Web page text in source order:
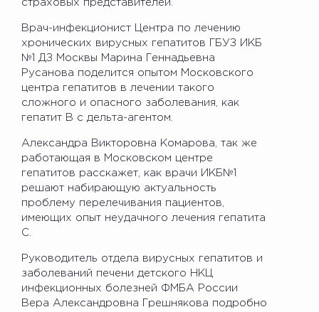
страховых представителей.
Врач-инфекционист Центра по лечению
хронических вирусных гепатитов ГБУЗ ИКБ
№1 ДЗ Москвы Марина Геннадьевна
Русанова поделится опытом Московского
центра гепатитов в лечении такого
сложного и опасного заболевания, как
гепатит В с дельта-агентом.
Александра Викторовна Комарова, так же
работающая в Московском центре
гепатитов расскажет, как врачи ИКБ№1
решают набирающую актуальность
проблему перелечивания пациентов,
имеющих опыт неудачного лечения гепатита
С.
Руководитель отдела вирусных гепатитов и
заболеваний печени детского НКЦ
инфекционных болезней ФМБА России
Вера Александровна Грешнякова подробно